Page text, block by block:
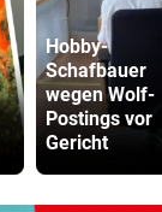
Hobby-
Schafbauer
wegen Wolf-
Postings vor
Gericht